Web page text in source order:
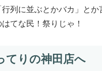
列に並ぶとかバカ」とか
てな民！祭りじゃ！
てりの神田店へ